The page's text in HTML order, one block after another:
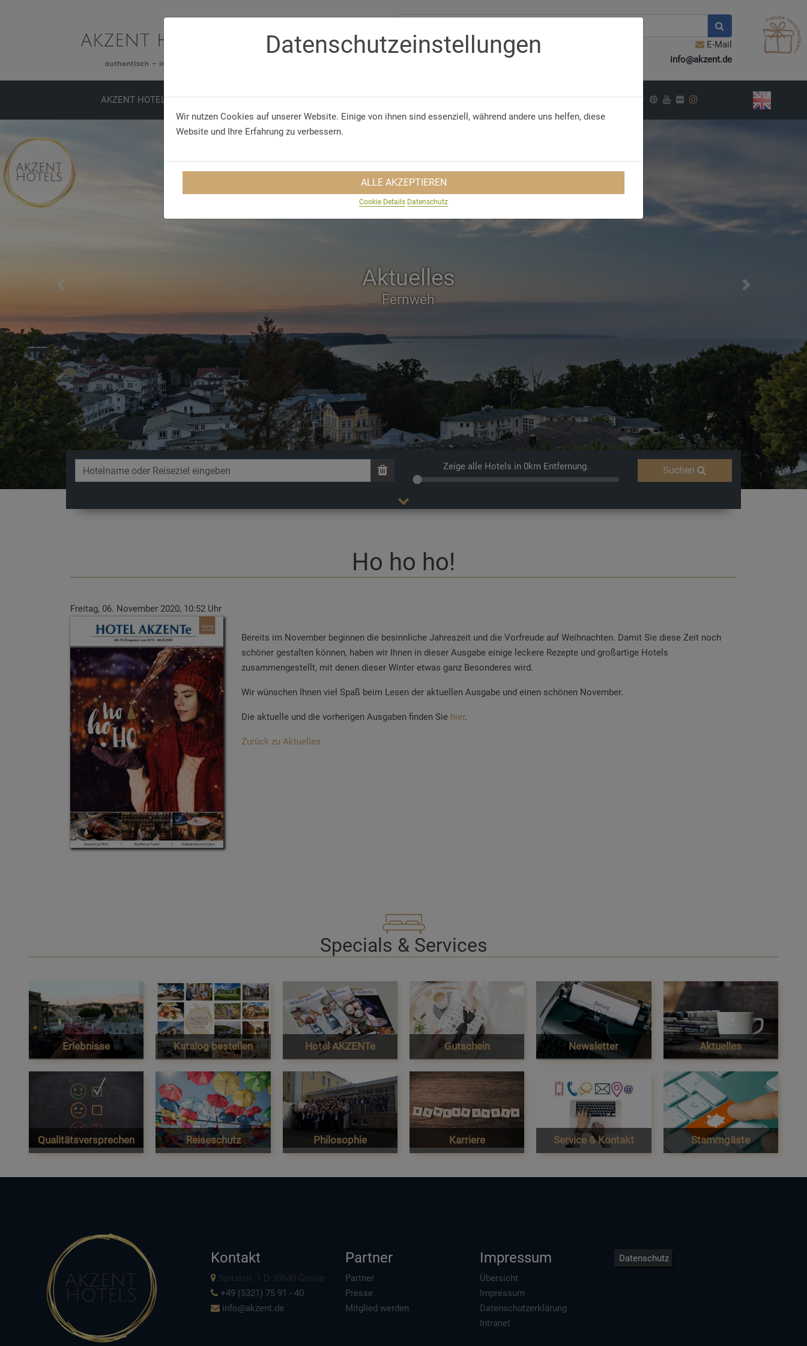
Telefon/WhatsApp
E-Mail
info@akzent.de
AKZENT HOTELS ERLEBNISSE TAGUNGEN GRUPPENREISEN NACHHALTIGKEIT REISEINSPIRATION
Aktuelles
Previous Next
Zeige alle Hotels in 0km Entfernung. Suchen
Ho ho ho!
Freitag, 06. November 2020, 10:52 Uhr
Bereits im November beginnen die besinnliche Jahreszeit und die Vorfreude auf Weihnachten. Damit Sie diese Zeit noch
schöner gestalten können, haben wir Ihnen in dieser Ausgabe einige leckere Rezepte und großartige Hotels
zusammengestellt, mit denen dieser Winter etwas ganz Besonderes wird.
Wir wünschen Ihnen viel Spaß beim Lesen der aktuellen Ausgabe und einen schönen November.
Die aktuelle und die vorherigen Ausgaben finden Sie hier.
Zurück zu Aktuelles
Specials & Services
Erlebnisse Katalog bestellen Hotel AKZENTe Gutschein Newsletter Aktuelles
Qualitätsversprechen Reiseschutz Philosophie Karriere Service & Kontakt Stammgäste
Kontakt
Spitalstr. 1 D-38640 Goslar
+49 (5321) 75 91 - 40
info@akzent.de
Partner
Partner
Presse
Mitglied werden
Impressum
Übersicht
Impressum
Datenschutzerklärung
Intranet
Datenschutz
Datenschutzeinstellungen
Wir nutzen Cookies auf unserer Website. Einige von ihnen sind essenziell, während andere uns helfen, diese
Website und Ihre Erfahrung zu verbessern.
ALLE AKZEPTIEREN
Cookie Details Datenschutz